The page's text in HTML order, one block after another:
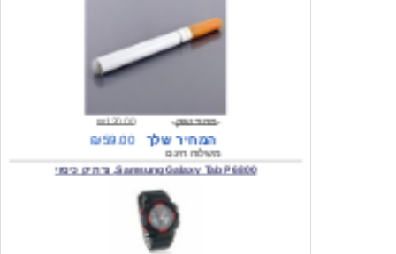
₪120.00
משלוח חינם
Samsung Galaxy Tab P6800, נרתיק כיסוי
המחיר שלך
משלוח חינם